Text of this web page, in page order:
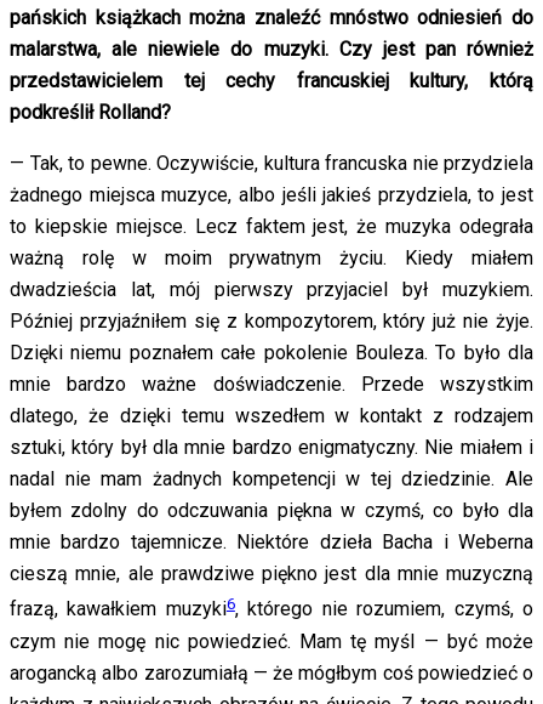
pańskich książkach można znaleźć mnóstwo odniesień do
malarstwa, ale niewiele do muzyki. Czy jest pan również
przedstawicielem tej cechy francuskiej kultury, którą
podkreślił Rolland?
— Tak, to pewne. Oczywiście, kultura francuska nie przydziela
żadnego miejsca muzyce, albo jeśli jakieś przydziela, to jest
to kiepskie miejsce. Lecz faktem jest, że muzyka odegrała
ważną rolę w moim prywatnym życiu. Kiedy miałem
dwadzieścia lat, mój pierwszy przyjaciel był muzykiem.
Później przyjaźniłem się z kompozytorem, który już nie żyje.
Dzięki niemu poznałem całe pokolenie Bouleza. To było dla
mnie bardzo ważne doświadczenie. Przede wszystkim
dlatego, że dzięki temu wszedłem w kontakt z rodzajem
sztuki, który był dla mnie bardzo enigmatyczny. Nie miałem i
nadal nie mam żadnych kompetencji w tej dziedzinie. Ale
byłem zdolny do odczuwania piękna w czymś, co było dla
mnie bardzo tajemnicze. Niektóre dzieła Bacha i Weberna
cieszą mnie, ale prawdziwe piękno jest dla mnie muzyczną
frazą, kawałkiem muzyki6, którego nie rozumiem, czymś, o
czym nie mogę nic powiedzieć. Mam tę myśl — być może
arogancką albo zarozumiałą — że mógłbym coś powiedzieć o